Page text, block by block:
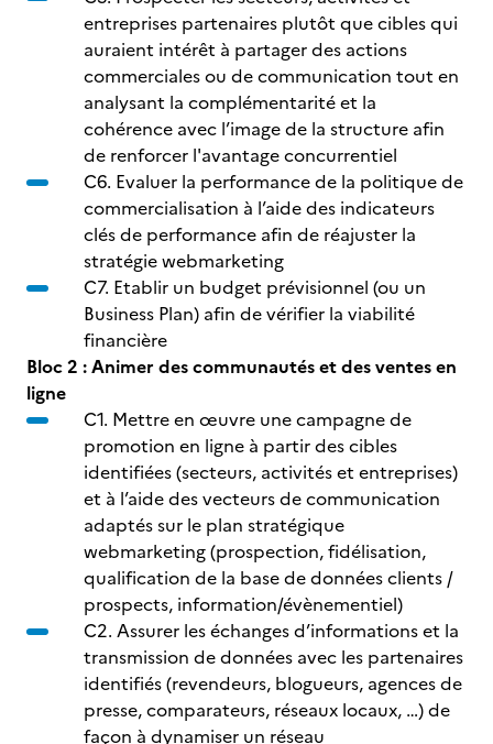
entreprises partenaires plutôt que cibles qui
auraient intérêt à partager des actions
commerciales ou de communication tout en
analysant la complémentarité et la
cohérence avec l’image de la structure afin
de renforcer l'avantage concurrentiel
C6. Evaluer la performance de la politique de
commercialisation à l’aide des indicateurs
clés de performance afin de réajuster la
stratégie webmarketing
C7. Etablir un budget prévisionnel (ou un
Business Plan) afin de vérifier la viabilité
financière
Bloc 2 : Animer des communautés et des ventes en
ligne
C1. Mettre en œuvre une campagne de
promotion en ligne à partir des cibles
identifiées (secteurs, activités et entreprises)
et à l’aide des vecteurs de communication
adaptés sur le plan stratégique
webmarketing (prospection, fidélisation,
qualification de la base de données clients /
prospects, information/évènementiel)
C2. Assurer les échanges d’informations et la
transmission de données avec les partenaires
identifiés (revendeurs, blogueurs, agences de
presse, comparateurs, réseaux locaux, …) de
façon à dynamiser un réseau